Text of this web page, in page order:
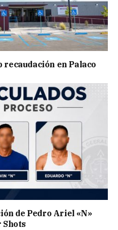
recaudación en Palaco
de Pedro Ariel «N»